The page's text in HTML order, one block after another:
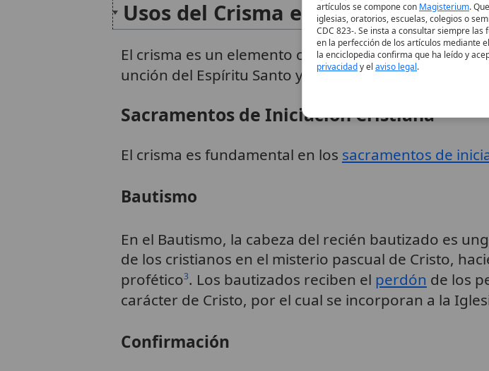
Usos del Crisma en los
El crisma es un elemento central en varios
unción del Espíritu Santo y la participación en la vida
Sacramentos de Iniciación Cristiana
El crisma es fundamental en los sacramentos de
Bautismo
En el Bautismo, la cabeza del recién bautizado es
de los cristianos en el misterio pascual de Cristo,
profético3. Los bautizados reciben el perdón de los
carácter de Cristo, por el cual se incorporan a la
Confirmación
artículos se compone con Magisterium.
iglesias, oratorios, escuelas, colegios o
CDC 823-. Se insta a consultar siempre
en la perfección de los artículos mediante
la enciclopedia confirma que ha leído y
privacidady el aviso legal.